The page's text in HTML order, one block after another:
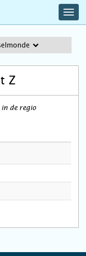
Z
in de regio